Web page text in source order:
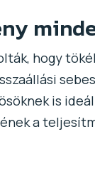
hogy
is
a